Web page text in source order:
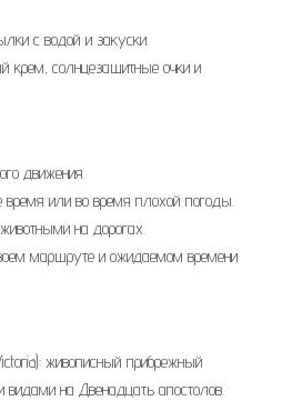
с водой и закуски.
крем, солнцезащитные очки и
движения.
время или во время плохой погоды.
на дорогах.
маршруте и ожидаемом времени
живописный прибрежный
на Двенадцать апостолов.